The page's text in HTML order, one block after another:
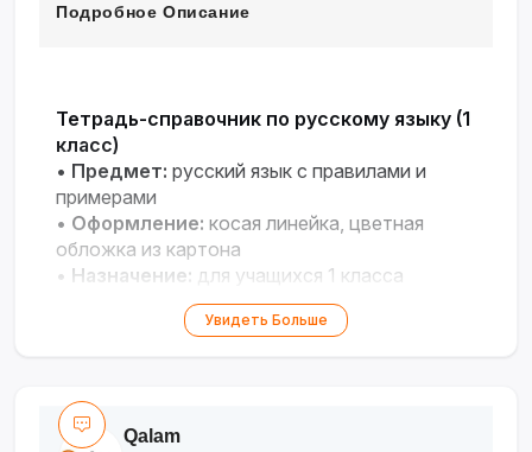
Подробное Описание
Тетрадь-справочник по русскому языку (1
класс)
• Предмет: русский язык с правилами и
примерами
• Оформление: косая линейка, цветная
обложка из картона
• Назначение: для учащихся 1 класса
Особенность:справочные материалы в
доступной формеУвидеть Больше
Qalam